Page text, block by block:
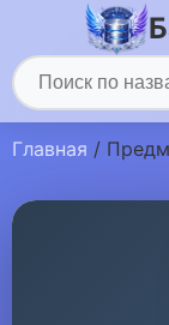
Главная /